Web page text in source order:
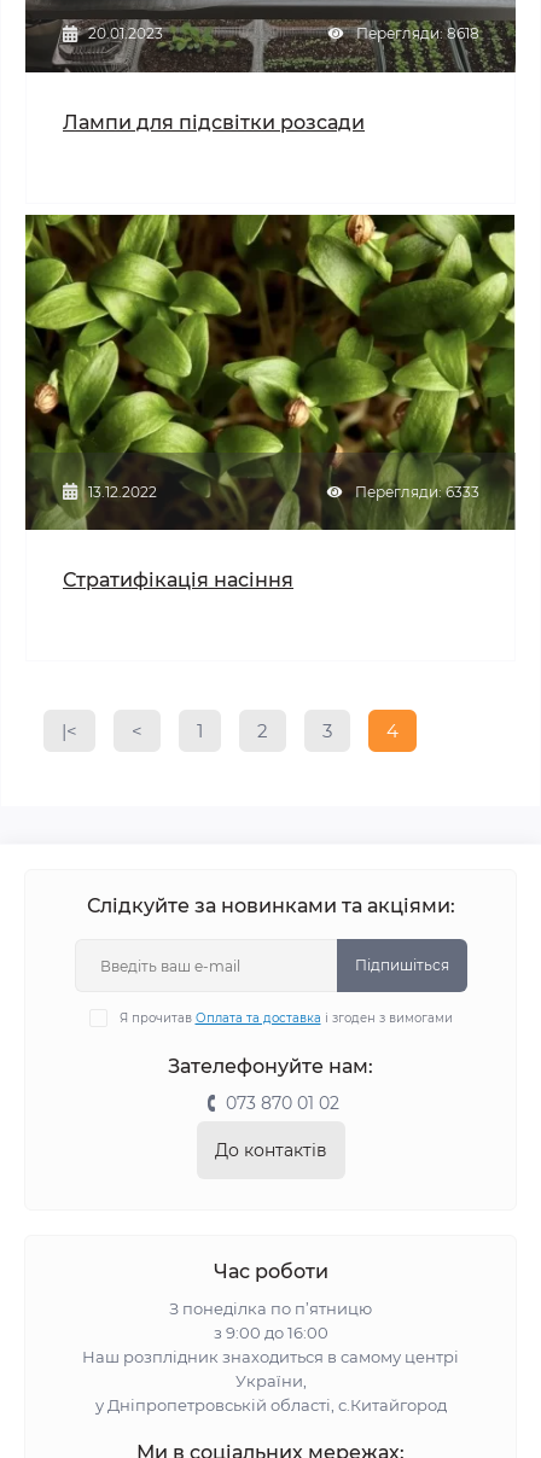
20.01.2023 Перегляди: 8618
Лампи для підсвітки розсади
13.12.2022 Перегляди: 6333
Стратифікація насіння
|< < 1 2 3 4
Слідкуйте за новинками та акціями:
Підпишіться
Я прочитав Оплата та доставка і згоден з вимогами
Зателефонуйте нам:
073 870 01 02
До контактів
Час роботи
З понеділка по п’ятницю
з 9:00 до 16:00
Наш розплідник знаходиться в самому центрі
України,
у Дніпропетровській області, с.Китайгород
Ми в соціальних мережах: